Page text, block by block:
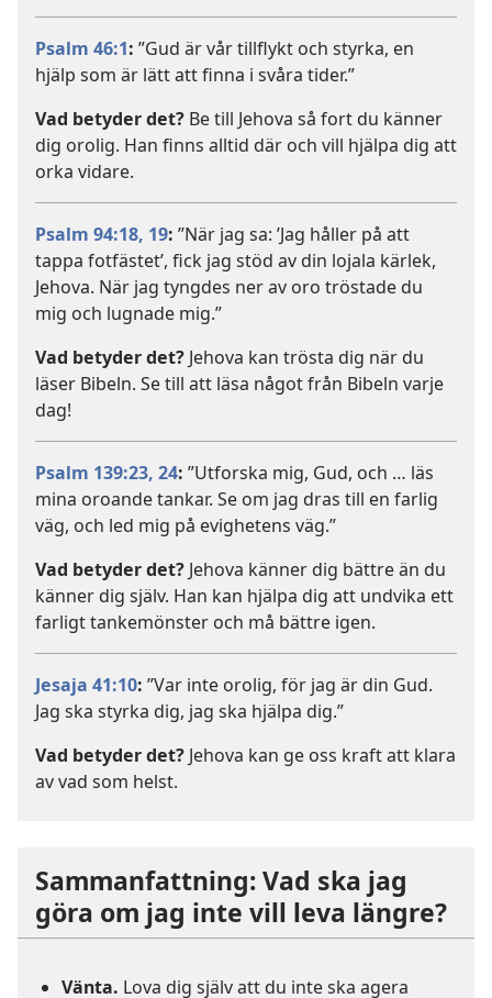
Psalm 46:1: ”Gud är vår tillflykt och styrka, en
hjälp som är lätt att finna i svåra tider.”
Vad betyder det? Be till Jehova så fort du känner
dig orolig. Han finns alltid där och vill hjälpa dig att
orka vidare.
Psalm 94:18, 19: ”När jag sa: ’Jag håller på att
tappa fotfästet’, fick jag stöd av din lojala kärlek,
Jehova. När jag tyngdes ner av oro tröstade du
mig och lugnade mig.”
Vad betyder det? Jehova kan trösta dig när du
läser Bibeln. Se till att läsa något från Bibeln varje
dag!
Psalm 139:23, 24: ”Utforska mig, Gud, och … läs
mina oroande tankar. Se om jag dras till en farlig
väg, och led mig på evighetens väg.”
Vad betyder det? Jehova känner dig bättre än du
känner dig själv. Han kan hjälpa dig att undvika ett
farligt tankemönster och må bättre igen.
Jesaja 41:10: ”Var inte orolig, för jag är din Gud.
Jag ska styrka dig, jag ska hjälpa dig.”
Vad betyder det? Jehova kan ge oss kraft att klara
av vad som helst.
Sammanfattning: Vad ska jag
göra om jag inte vill leva längre?
Vänta. Lova dig själv att du inte ska agera